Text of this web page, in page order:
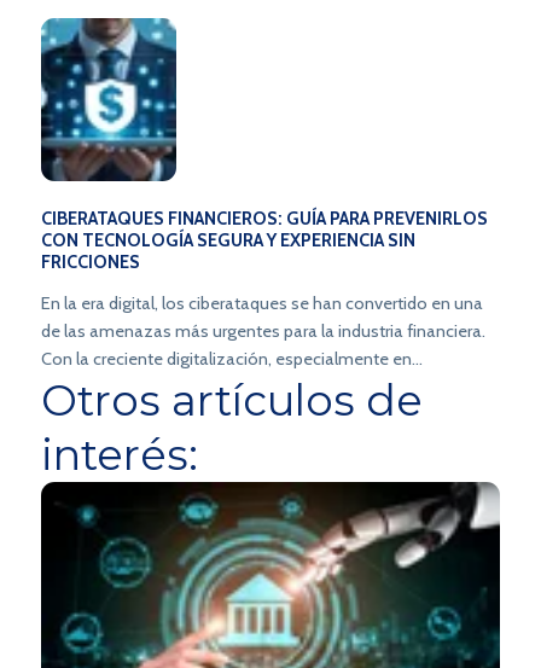
CIBERATAQUES FINANCIEROS: GUÍA PARA PREVENIRLOS
CON TECNOLOGÍA SEGURA Y EXPERIENCIA SIN
FRICCIONES
En la era digital, los ciberataques se han convertido en una
de las amenazas más urgentes para la industria financiera.
Con la creciente digitalización, especialmente en
Latinoamérica, los ciberataques a los bancos ya no son solo
un riesgo: son una realidad.
Otros artículos de
interés: